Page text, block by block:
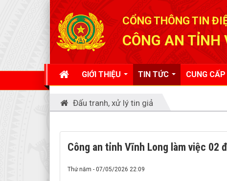
CỔNG THÔNG TIN
CÔNG AN TỈNH
GIỚI THIỆU TIN TỨC CUNG
Đấu tranh, xử lý tin giả
Công an tỉnh Vĩnh Long làm việc 02
Thứ năm - 07/05/2026 22:09